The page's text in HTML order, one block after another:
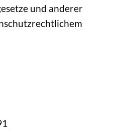
und anderer